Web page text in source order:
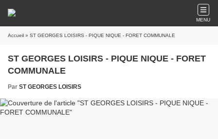
MENU
Accueil » ST GEORGES LOISIRS - PIQUE NIQUE - FORET COMMUNALE
ST GEORGES LOISIRS - PIQUE NIQUE - FORET
COMMUNALE
Par ST GEORGES LOISIRS